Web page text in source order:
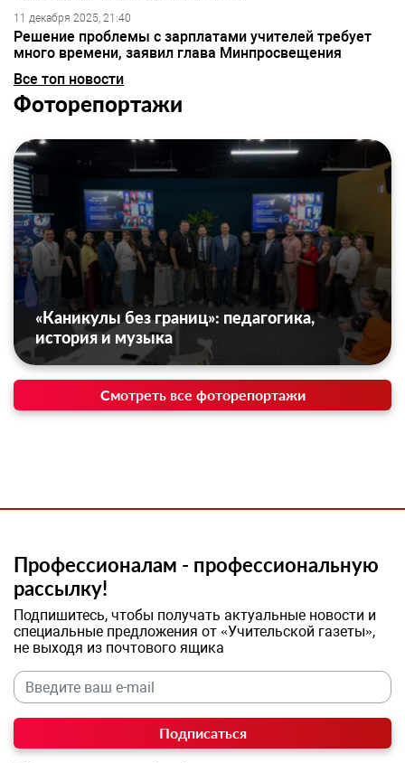
11 декабря 2025, 21:40
Решение проблемы с зарплатами учителей требует
много времени, заявил глава Минпросвещения
Все топ новости
Фоторепортажи
«Каникулы без границ»: педагогика,
история и музыка
Смотреть все фоторепортажи
Профессионалам - профессиональную
рассылку!
Подпишитесь, чтобы получать актуальные новости и
специальные предложения от «Учительской газеты»,
не выходя из почтового ящика
Подписаться